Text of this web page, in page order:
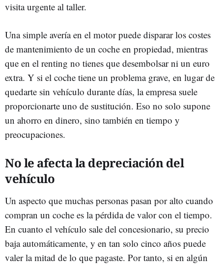
visita urgente al taller.
Una simple avería en el motor puede disparar los costes
de mantenimiento de un coche en propiedad, mientras
que en el renting no tienes que desembolsar ni un euro
extra. Y si el coche tiene un problema grave, en lugar de
quedarte sin vehículo durante días, la empresa suele
proporcionarte uno de sustitución. Eso no solo supone
un ahorro en dinero, sino también en tiempo y
preocupaciones.
No le afecta la depreciación del
vehículo
Un aspecto que muchas personas pasan por alto cuando
compran un coche es la pérdida de valor con el tiempo.
En cuanto el vehículo sale del concesionario, su precio
baja automáticamente, y en tan solo cinco años puede
valer la mitad de lo que pagaste. Por tanto, si en algún